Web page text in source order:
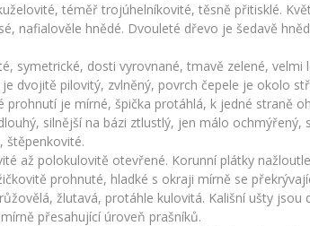
téměř trojúhelníkovité, těsně přitisklé.
nafialověle hnědé. Dvouleté dřevo je šedavě
symetrické, dosti vyrovnané, tmavě zelené, velmi
dvojitě pilovitý, zvlněný, povrch čepele je okolo
prohnutí je mírné, špička protáhlá, k jedné straně
silnější na bázi ztlustlý, jen málo ochmýřený,
štěpenkovité.
až polokulovitě otevřené. Korunní plátky
prohnuté, hladké s okraji mírně se
žlutavá, protáhle kulovitá. Kališní ušty jsou
přesahující úroveň prašníků.